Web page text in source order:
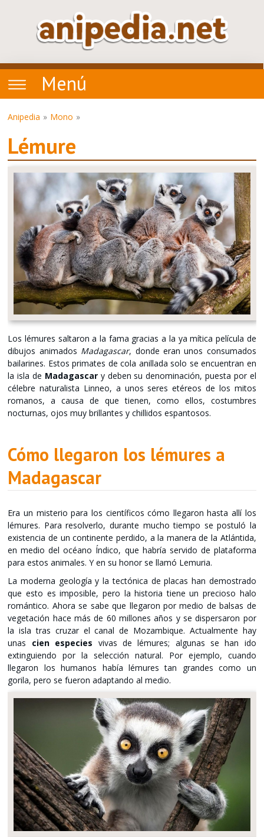
Menú
Anipedia Mono
Lémure
Los lémures saltaron a la fama gracias a la ya mítica película de
dibujos animados Madagascar, donde eran unos consumados
bailarines. Estos primates de cola anillada solo se encuentran en
la isla de Madagascary deben su denominación, puesta por el
célebre naturalista Linneo, a unos seres etéreos de los mitos
romanos, a causa de que tienen, como ellos, costumbres
nocturnas, ojos muy brillantes y chillidos espantosos.
Cómo llegaron los lémures a
Madagascar
Era un misterio para los científicos cómo llegaron hasta allí los
lémures. Para resolverlo, durante mucho tiempo se postuló la
existencia de un continente perdido, a la manera de la Atlántida,
en medio del océano Índico, que habría servido de plataforma
para estos animales. Y en su honor se llamó Lemuria.
La moderna geología y la tectónica de placas han demostrado
que esto es imposible, pero la historia tiene un precioso halo
romántico. Ahora se sabe que llegaron por medio de balsas de
vegetación hace más de 60 millones años y se dispersaron por
la isla tras cruzar el canal de Mozambique. Actualmente hay
unas cien especies vivas de lémures; algunas se han ido
extinguiendo por la selección natural. Por ejemplo, cuando
llegaron los humanos había lémures tan grandes como un
gorila, pero se fueron adaptando al medio.